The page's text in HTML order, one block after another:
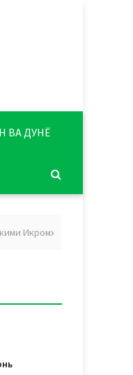
ВА ДУНЁ
Икромхон Нажмиддинов 75